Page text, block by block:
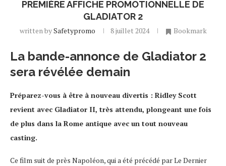
PREMIÈRE AFFICHE PROMOTIONNELLE DE
GLADIATOR 2
written bySafetypromo 8 juillet 2024 Bookmark
La bande-annonce de Gladiator 2
sera révélée demain
Préparez-vous à être à nouveau divertis : Ridley Scott
revient avec Gladiator II, très attendu, plongeant une fois
de plus dans la Rome antique avec un tout nouveau
casting.
Ce film suit de près Napoléon, qui a été précédé par Le Dernier